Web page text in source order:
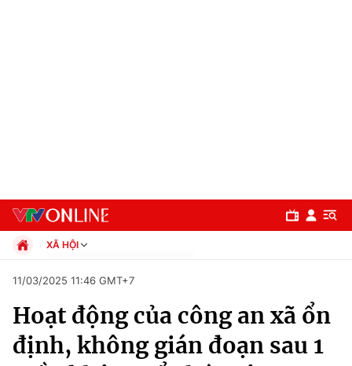
Chuyên mục
Chính trị
XÃ HỘI
Xã hội
Pháp luật
Kinh tế
Thể thao
11/03/2025 11:46 GMT+7
Hoạt động của công an xã ổn
định, không gián đoạn sau 1